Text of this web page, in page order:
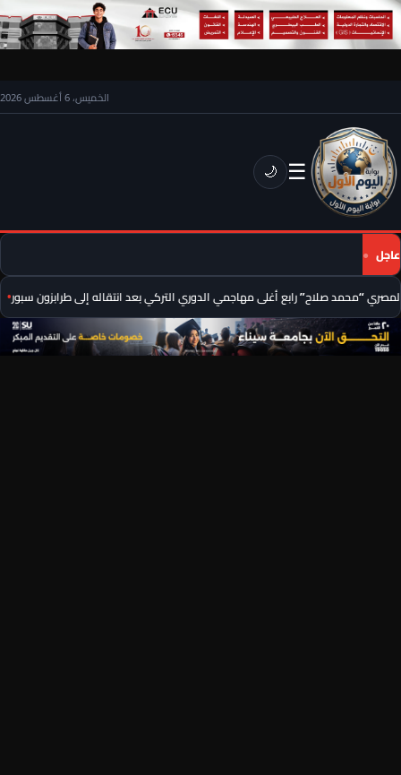
الخميس، 6 أغسطس 2026
☰
🌙
عاجل
“محمد صلاح” رابع أغلى مهاجمي الدوري التركي بعد انتقاله إلى طرابزون سبور